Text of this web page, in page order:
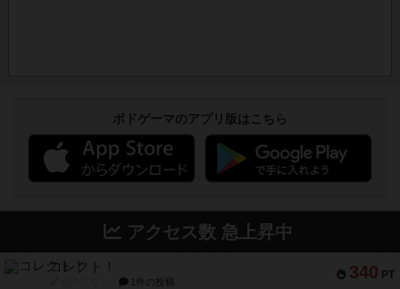
ボドゲーマのアプリ版はこちら
アクセス数 急上昇中
340 PT
コレクト！
1件の投稿